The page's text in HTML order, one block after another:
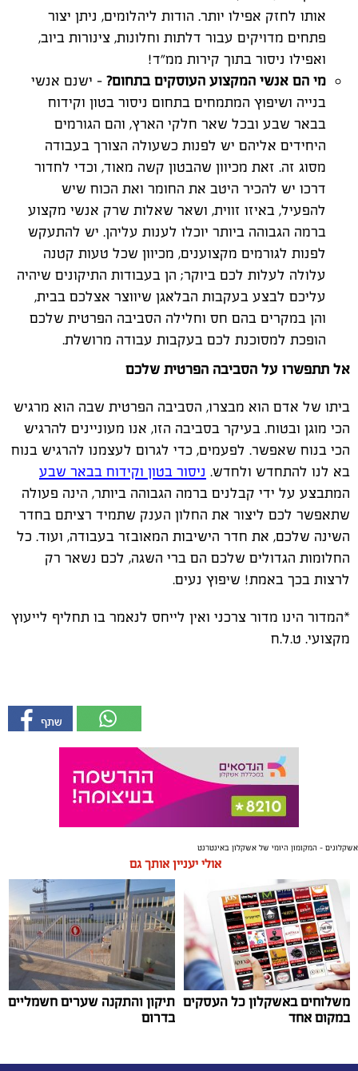
אותו לחזק אפילו יותר. הודות ליהלומים, ניתן יצור
פתחים מדויקים עבור דלתות וחלונות, צינורות ביוב,
ואפילו ניסור בתוך קירות ממ"ד!
מי הם אנשי המקצוע העוסקים בתחום? – ישנם אנשי
בנייה ושיפוץ המתמחים בתחום ניסור בטון וקידוח
בבאר שבע ובכל שאר חלקי הארץ, והם הגורמים
היחידים אליהם יש לפנות כשעולה הצורך בעבודה
מסוג זה. זאת מכיוון שהבטון קשה מאוד, וכדי לחדור
דרכו יש להכיר היטב את החומר ואת הכוח שיש
להפעיל, באיזו זווית, ושאר שאלות שרק אנשי מקצוע
ברמה הגבוהה ביותר יוכלו לענות עליהן. יש להתעקש
לפנות לגורמים מקצוענים, מכיוון שכל טעות קטנה
עלולה לעלות לכם ביוקר; הן בעבודות התיקונים שיהיה
עליכם לבצע בעקבות הבלאגן שיווצר אצלכם בבית,
והן במקרים בהם חס וחלילה הסביבה הפרטית שלכם
הופכת למסוכנת לכם בעקבות עבודה מרושלת.
אל תתפשרו על הסביבה הפרטית שלכם
ביתו של אדם הוא מבצרו, הסביבה הפרטית שבה הוא מרגיש
הכי מוגן ובטוח. בעיקר בסביבה הזו, אנו מעוניינים להרגיש
הכי בנוח שאפשר. לפעמים, כדי לגרום לעצמנו להרגיש בנוח
בא לנו להתחדש ולחדש. ניסור בטון וקידוח בבאר שבע
המתבצע על ידי קבלנים ברמה הגבוהה ביותר, הינה פעולה
שתאפשר לכם ליצור את החלון הענק שתמיד רציתם בחדר
השינה שלכם, את חדר הישיבות המאובזר בעבודה, ועוד. כל
החלומות הגדולים שלכם הם ברי השגה, לכם נשאר רק
לרצות בכך באמת! שיפוץ נעים.
*המדור הינו מדור צרכני ואין לייחס לנאמר בו תחליף לייעוץ
מקצועי. ט.ל.ח
אשקלונים - המקומון היומי של אשקלון באינטרנט
אולי יעניין אותך גם
משלוחים באשקלון כל העסקים
במקום אחד
תיקון והתקנה שערים חשמליים
בדרום